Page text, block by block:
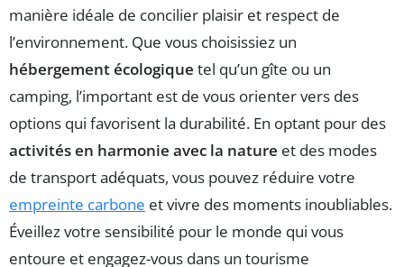
manière idéale de concilier plaisir et respect de
l’environnement. Que vous choisissiez un
hébergement écologique tel qu’un gîte ou un
camping, l’important est de vous orienter vers des
options qui favorisent la durabilité. En optant pour des
activités en harmonie avec la nature et des modes
de transport adéquats, vous pouvez réduire votre
empreinte carbone et vivre des moments inoubliables.
Éveillez votre sensibilité pour le monde qui vous
entoure et engagez-vous dans un tourisme